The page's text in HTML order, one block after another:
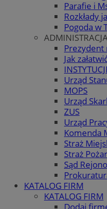
Parafie i
Rozkłady
Pogoda w
Prezydent
Jak
Urząd
MOPS
Urząd
ZUS
Urząd
Komenda
Straż
Straż
Sąd
KATALOG FIRM
KATALOG FIRM